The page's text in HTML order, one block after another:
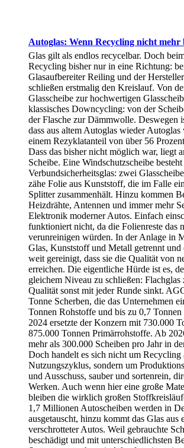
Autoglas: Wenn Recycling nicht
Glas gilt als endlos recycelbar. Doch
Recycling bisher nur in eine Richtung:
Glasaufbereiter Reiling und der
schließen erstmalig den Kreislauf. Von
Glasscheibe zur hochwertigen
klassisches Downcycling: von der
der Flasche zur Dämmwolle. Deswegen
dass aus altem Autoglas wieder
einem Rezyklatanteil von über 56
Dass das bisher nicht möglich war, liegt
Scheibe. Eine Windschutzscheibe besteht
Verbundsicherheitsglas: zwei
zähe Folie aus Kunststoff, die im Falle
Splitter zusammenhält. Hinzu kommen
Heizdrähte, Antennen und immer mehr
Elektronik moderner Autos. Einfach
funktioniert nicht, da die Folienreste das
verunreinigen würden. In der Anlage in
Glas, Kunststoff und Metall getrennt und
weit gereinigt, dass sie die Qualität von
erreichen. Die eigentliche Hürde ist es,
gleichem Niveau zu schließen: Flachglas
Qualität sonst mit jeder Runde sinkt.
Tonne Scherben, die das Unternehmen
Tonnen Rohstoffe und bis zu 0,7
2024 ersetzte der Konzern mit 730.000
875.000 Tonnen Primärrohstoffe. Ab
mehr als 300.000 Scheiben pro Jahr in
Doch handelt es sich nicht um Recycling
Nutzungszyklus, sondern um
und Ausschuss, sauber und sortenrein,
Werken. Auch wenn hier eine große
bleiben die wirklich großen
1,7 Millionen Autoscheiben werden in
ausgetauscht, hinzu kommt das Glas
verschrotteter Autos. Weil gebrauchte
beschädigt und mit unterschiedlichsten